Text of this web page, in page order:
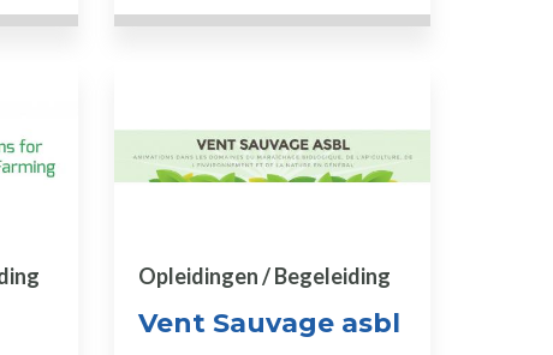
Vent Sauvage asbl
Opleidingen / Begeleiding